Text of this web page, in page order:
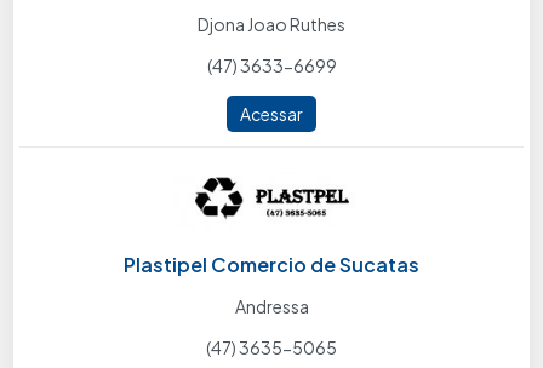
Djona Joao Ruthes
(47) 3633-6699
Acessar
Plastipel Comercio de Sucatas
Andressa
(47) 3635-5065